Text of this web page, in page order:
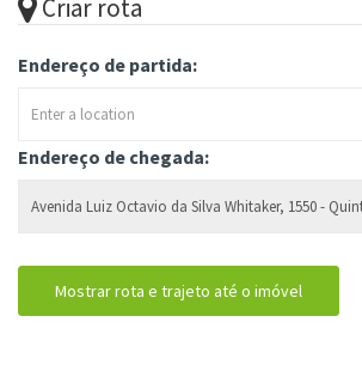
Criar rota
Endereço de partida:
Endereço de chegada: